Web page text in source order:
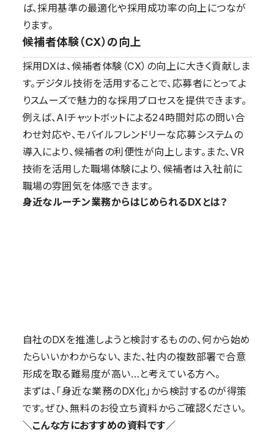
ば、採用基準の最適化や採用成功率の向上につなが
ります。
候補者体験（CX）の向上
採用DXは、候補者体験（CX）の向上に大きく貢献しま
す。デジタル技術を活用することで、応募者にとってよ
りスムーズで魅力的な採用プロセスを提供できます。
例えば、AIチャットボットによる24時間対応の問い合
わせ対応や、モバイルフレンドリーな応募システムの
導入により、候補者の利便性が向上します。また、VR
技術を活用した職場体験により、候補者は入社前に
職場の雰囲気を体感できます。
身近なルーチン業務からはじめられるDXとは？
自社のDXを推進しようと検討するものの、何から始め
たらいいかわからない、また、社内の複数部署で合意
形成を取る難易度が高い…と考えている方へ。
まずは、「身近な業務のDX化」から検討するのが得策
です。ぜひ、無料のお役立ち資料からご確認ください。
＼こんな方におすすめの資料です／